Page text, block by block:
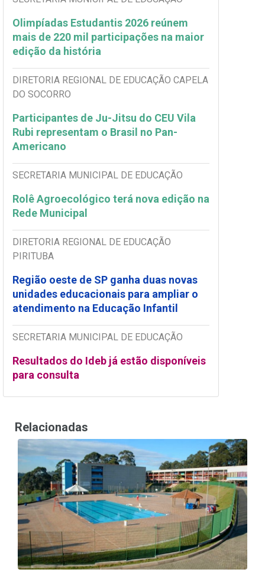
Olimpíadas Estudantis 2026 reúnem
mais de 220 mil participações na maior
edição da história
DIRETORIA REGIONAL DE EDUCAÇÃO CAPELA
DO SOCORRO
Participantes de Ju-Jitsu do CEU Vila
Rubi representam o Brasil no Pan-
Americano
SECRETARIA MUNICIPAL DE EDUCAÇÃO
Rolê Agroecológico terá nova edição na
Rede Municipal
DIRETORIA REGIONAL DE EDUCAÇÃO
PIRITUBA
Região oeste de SP ganha duas novas
unidades educacionais para ampliar o
atendimento na Educação Infantil
SECRETARIA MUNICIPAL DE EDUCAÇÃO
Resultados do Ideb já estão disponíveis
para consulta
Relacionadas